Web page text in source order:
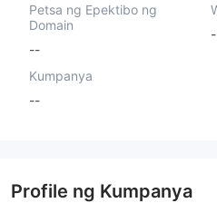
Petsa ng Epektibo ng
Domain
--
Kumpanya
--
Profile ng Kumpanya